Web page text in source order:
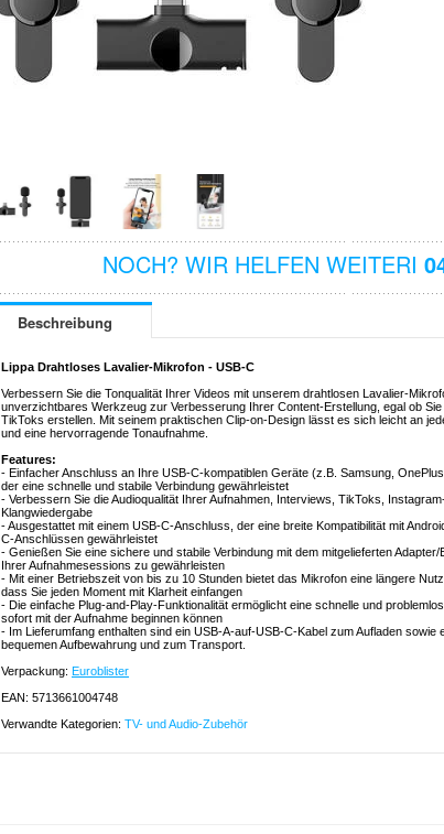
NOCH? WIR HELFEN WEITERI
Beschreibung
Lippa Drahtloses Lavalier-Mikrofon - USB-C
Verbessern Sie die Tonqualität Ihrer Videos mit unserem drahtlosen Lavalier-
unverzichtbares Werkzeug zur Verbesserung Ihrer Content-Erstellung, egal ob
TikToks erstellen. Mit seinem praktischen Clip-on-Design lässt es sich leicht an
und eine hervorragende Tonaufnahme.
Features:
- Einfacher Anschluss an Ihre USB-C-kompatiblen Geräte (z.B. Samsung,
der eine schnelle und stabile Verbindung gewährleistet
- Verbessern Sie die Audioqualität Ihrer Aufnahmen, Interviews, TikToks,
Klangwiedergabe
- Ausgestattet mit einem USB-C-Anschluss, der eine breite Kompatibilität mit
C-Anschlüssen gewährleistet
- Genießen Sie eine sichere und stabile Verbindung mit dem mitgelieferten
Ihrer Aufnahmesessions zu gewährleisten
- Mit einer Betriebszeit von bis zu 10 Stunden bietet das Mikrofon eine längere
dass Sie jeden Moment mit Klarheit einfangen
- Die einfache Plug-and-Play-Funktionalität ermöglicht eine schnelle und
sofort mit der Aufnahme beginnen können
- Im Lieferumfang enthalten sind ein USB-A-auf-USB-C-Kabel zum Aufladen
bequemen Aufbewahrung und zum Transport.
Verpackung: Euroblister
EAN: 5713661004748
Verwandte Kategorien: TV- und Audio-Zubehör